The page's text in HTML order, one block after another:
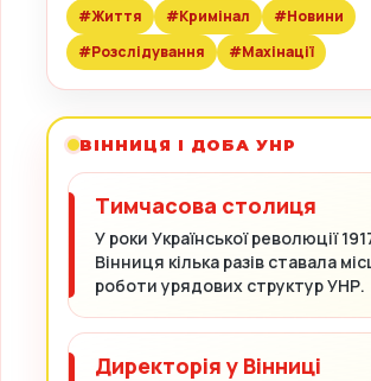
#Життя #Кримінал
#Новини
#Розслідування
#Махінації
ВІННИЦЯ І ДОБА УНР
Тимчасова столиця
У роки Української революції
Вінниця кілька разів ставала
роботи урядових структур УНР.
Директорія у Вінниці